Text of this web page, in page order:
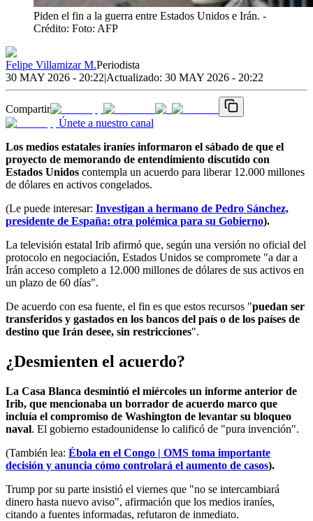
Piden el fin a la guerra entre Estados Unidos e Irán. -
Crédito: Foto: AFP
Felipe Villamizar M.Periodista
30 MAY 2026 - 20:22|Actualizado: 30 MAY 2026 - 20:22
Compartir
Únete a nuestro canal
Los medios estatales iraníes informaron el sábado de que el
proyecto de memorando de entendimiento discutido con
Estados Unidos contempla un acuerdo para liberar 12.000 millones
de dólares en activos congelados.
(Le puede interesar: Investigan a hermano de Pedro Sánchez,
presidente de España: otra polémica para su Gobierno).
La televisión estatal Irib afirmó que, según una versión no oficial del
protocolo en negociación, Estados Unidos se compromete "a dar a
Irán acceso completo a 12.000 millones de dólares de sus activos en
un plazo de 60 días".
De acuerdo con esa fuente, el fin es que estos recursos "puedan ser
transferidos y gastados en los bancos del país o de los países de
destino que Irán desee, sin restricciones".
¿Desmienten el acuerdo?
La Casa Blanca desmintió el miércoles un informe anterior de
Irib, que mencionaba un borrador de acuerdo marco que
incluía el compromiso de Washington de levantar su bloqueo
naval. El gobierno estadounidense lo calificó de "pura invención".
(También lea: Ébola en el Congo | OMS toma importante
decisión y anuncia cómo controlará el aumento de casos).
Trump por su parte insistió el viernes que "no se intercambiará
dinero hasta nuevo aviso", afirmación que los medios iraníes,
citando a fuentes informadas, refutaron de inmediato.